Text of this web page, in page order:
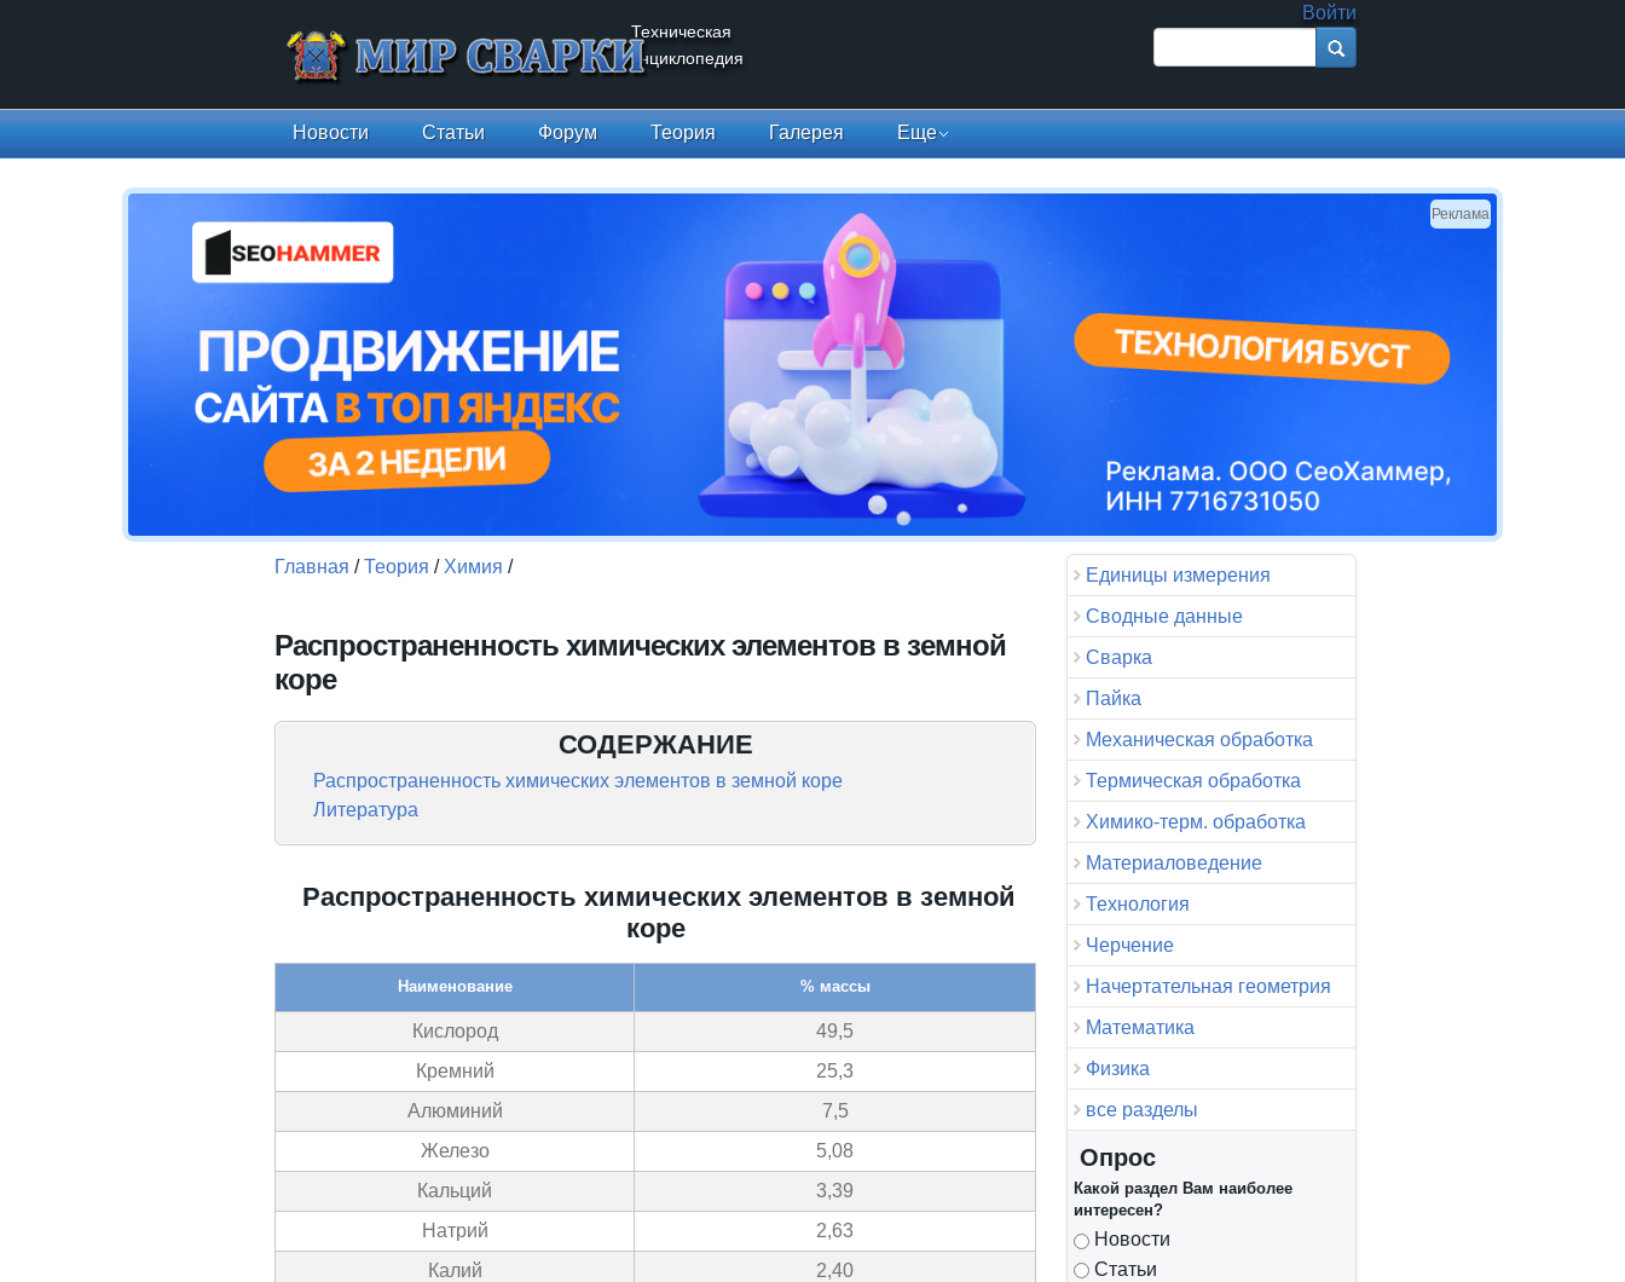
Техническая
энциклопедия
Войти
Форма поиска
Новости Статьи Форум Теория Галерея Еще
Реклама
Главная /Теория / Химия /
Распространенность химических элементов в земной
коре
СОДЕРЖАНИЕ
Распространенность химических элементов в земной коре
Литература
Распространенность химических элементов в земной
коре
Наименование % массы
Кислород
49,5
Кремний
25,3
Алюминий
7,5
Железо
5,08
Кальций
3,39
Натрий
2,63
Калий
2,40
Единицы измерения
Сводные данные
Сварка
Пайка
Механическая обработка
Термическая обработка
Химико-терм. обработка
Материаловедение
Технология
Черчение
Начертательная геометрия
Математика
Физика
все разделы
Опрос
Какой раздел Вам наиболее
интересен?
Варианты
Новости
Статьи